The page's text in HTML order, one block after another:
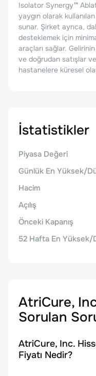
Isolator Synergy™
yaygın olarak
sunar. Şirket ayrıca,
desteklemek için
araçları sağlar.
ve doğrudan satışlar
hastanelere küresel
İstatistikler
Piyasa Değeri
Günlük En Yüksek/
Hacim
Açılış
Önceki Kapanış
52 Hafta En Yüksek/
AtriCure,
Sorulan
AtriCure, Inc.
Fiyatı Nedir?